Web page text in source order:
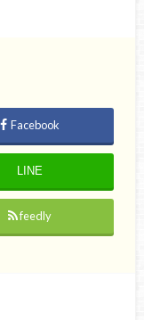
Facebook
LINE
feedly